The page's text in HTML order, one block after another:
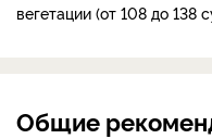
вегетации (от 108 до 138
Общие